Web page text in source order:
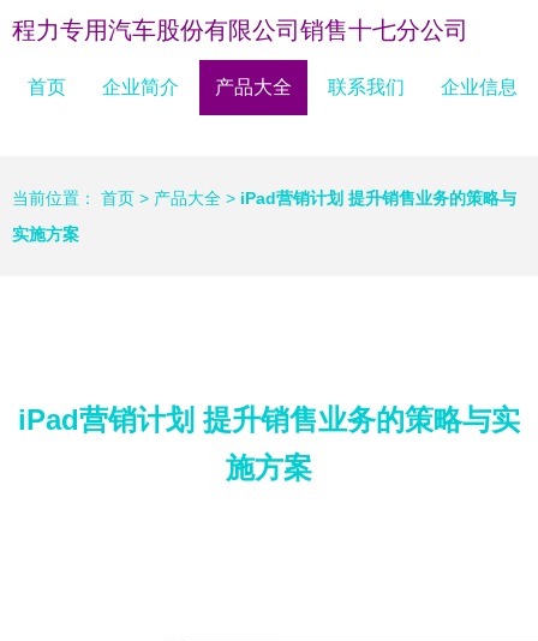
程力专用汽车股份有限公司销售十七分公司
首页 企业简介 产品大全 联系我们 企业信息
当前位置： 首页 > 产品大全 > iPad营销计划 提升销售业务的策略与
实施方案
iPad营销计划 提升销售业务的策略与实
施方案